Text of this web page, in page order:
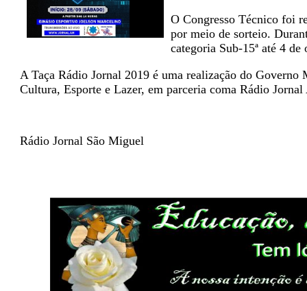
O Congresso Técnico foi
por meio de sorteio.
categoria Sub-15ª até 4 de
A Taça Rádio Jornal 2019 é uma realização do
Cultura, Esporte e Lazer, em parceria coma Rádio
Rádio Jornal São Miguel